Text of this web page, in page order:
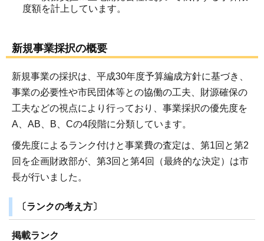
度額を計上しています。
新規事業採択の概要
新規事業の採択は、平成30年度予算編成方針に基づき、
事業の必要性や市民団体等との協働の工夫、財源確保の
工夫などの視点により行っており、事業採択の優先度を
A、AB、B、Cの4段階に分類しています。
優先度によるランク付けと事業費の査定は、第1回と第2
回を企画財政部が、第3回と第4回（最終的な決定）は市
長が行いました。
〔ランクの考え方〕
掲載ランク